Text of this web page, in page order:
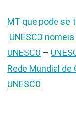
MT que pode se
UNESCO
UNESCO –
Rede Mundial de
UNESCO